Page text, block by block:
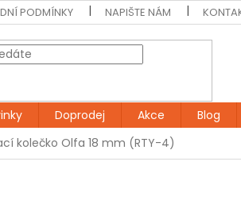
PODMÍNKY NAPIŠTE NÁM
Doprodej Akce Blog
kolečko Olfa 18 mm (RTY-4)